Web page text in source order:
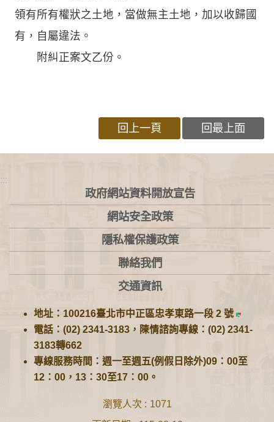
領有所有權狀之土地，當做無主土地，加以收歸國
有，自屬違法。
附糾正案文乙份。
回上一頁 回最上面
:::
政府網站資料開放宣告
網站安全政策
隱私權保護政策
聯絡我們
交通資訊
地址：100216臺北市中正區忠孝東路一段 2 號
電話：(02) 2341-3183，陳情諮詢專線：(02) 2341-
3183轉662
專線服務時間：週一至週五(例假日除外)09：00至
12：00，13：30至17：00。
瀏覽人次
1071